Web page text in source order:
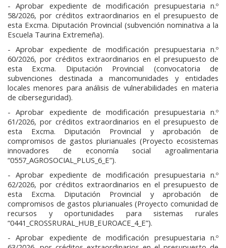
- Aprobar expediente de modificación presupuestaria n.º
58/2026, por créditos extraordinarios en el presupuesto de
esta Excma. Diputación Provincial (subvención nominativa a la
Escuela Taurina Extremeña).
- Aprobar expediente de modificación presupuestaria n.º
60/2026, por créditos extraordinarios en el presupuesto de
esta Excma. Diputación Provincial (convocatoria de
subvenciones destinada a mancomunidades y entidades
locales menores para análisis de vulnerabilidades en materia
de ciberseguridad).
- Aprobar expediente de modificación presupuestaria n.º
61/2026, por créditos extraordinarios en el presupuesto de
esta Excma. Diputación Provincial y aprobación de
compromisos de gastos plurianuales (Proyecto ecosistemas
innovadores de economía social agroalimentaria
“0557_AGROSOCIAL_PLUS_6_E”).
- Aprobar expediente de modificación presupuestaria n.º
62/2026, por créditos extraordinarios en el presupuesto de
esta Excma. Diputación Provincial y aprobación de
compromisos de gastos plurianuales (Proyecto comunidad de
recursos y oportunidades para sistemas rurales
“0441_CROSSRURAL_HUB_EUROACE_4_E”).
- Aprobar expediente de modificación presupuestaria n.º